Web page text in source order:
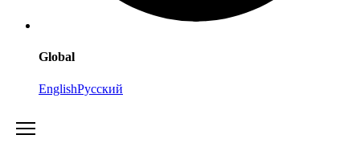
Global
EnglishРусский